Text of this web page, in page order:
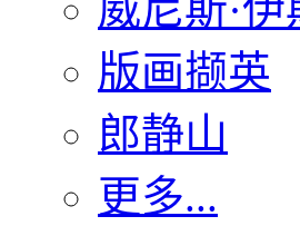
版画撷英
郎静山
更多...